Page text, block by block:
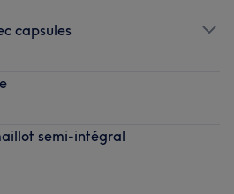
capsules
semi-intégral